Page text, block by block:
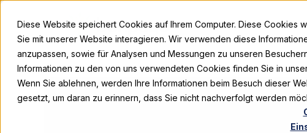
Diese Website speichert Cookies auf Ihrem Computer. Diese Cookies
Sie mit unserer Website interagieren. Wir verwenden diese
anzupassen, sowie für Analysen und Messungen zu unseren
Informationen zu den von uns verwendeten Cookies finden Sie in
Wenn Sie ablehnen, werden Ihre Informationen beim Besuch dieser
gesetzt, um daran zu erinnern, dass Sie nicht nachverfolgt werden